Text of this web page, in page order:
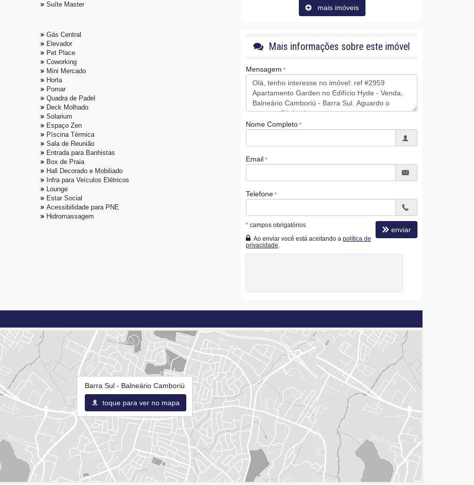
Suíte Master
Gás Central
Elevador
Pet Place
Coworking
Mini Mercado
Horta
Pomar
Quadra de Padel
Deck Molhado
Solarium
Espaço Zen
Pìscina Térmica
Sala de Reunião
Entrada para Banhistas
Box de Praia
Hall Decorado e Mobiliado
Infra para Veículos Elétricos
Lounge
Estar Social
Acessibilidade para PNE
Hidromassagem
mais imóveis
Mais informações sobre este imóvel
Mensagem
Nome Completo
Email
Telefone
* campos obrigatórios
Ao enviar você está aceitando a política de
privacidade
enviar
Barra Sul - Balneário Camboriú
toque para ver no mapa